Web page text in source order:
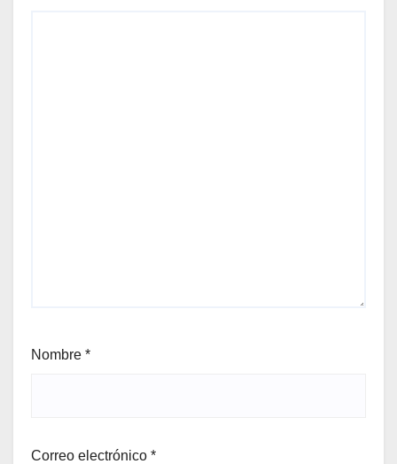
Nombre *
Correo electrónico *